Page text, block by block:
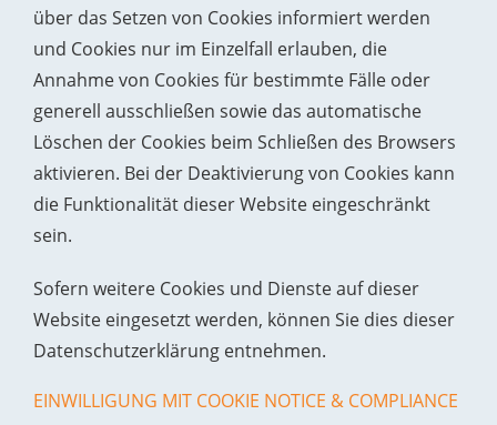
über das Setzen von Cookies informiert werden
und Cookies nur im Einzelfall erlauben, die
Annahme von Cookies für bestimmte Fälle oder
generell ausschließen sowie das automatische
Löschen der Cookies beim Schließen des Browsers
aktivieren. Bei der Deaktivierung von Cookies kann
die Funktionalität dieser Website eingeschränkt
sein.
Sofern weitere Cookies und Dienste auf dieser
Website eingesetzt werden, können Sie dies dieser
Datenschutzerklärung entnehmen.
EINWILLIGUNG MIT COOKIE NOTICE & COMPLIANCE